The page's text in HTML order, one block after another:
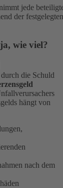
jede
der festgelegten
wie viel?
die Schuld
hängt von
nach dem